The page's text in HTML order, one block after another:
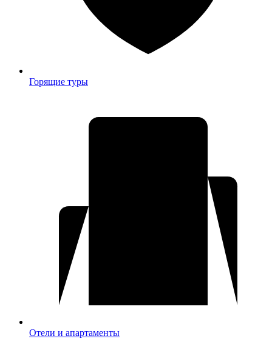
Горящие туры
Отели и апартаменты